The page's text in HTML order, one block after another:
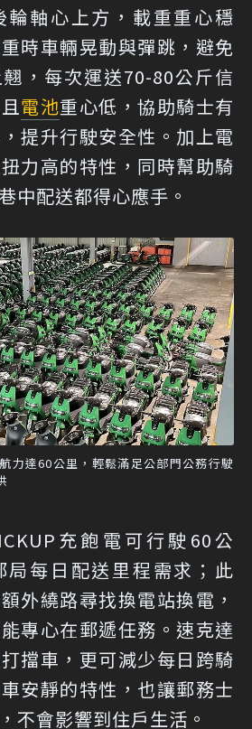
輪軸心上方，載重重心穩
時車輛晃動與彈跳，避免
，每次運送70-80公斤信
電池重心低，協助騎士有
提升行駛安全性。加上電
力高的特性，同時幫助騎
中配送都得心應手。
力達60公里，輕鬆滿足公部門公務行駛
充飽電可行駛60公
局每日配送里程需求；此
外繞路尋找換電站換電，
專心在郵遞任務。速克達
擋車，更可減少每日跨騎
安靜的特性，也讓郵務士
不會影響到住戶生活。